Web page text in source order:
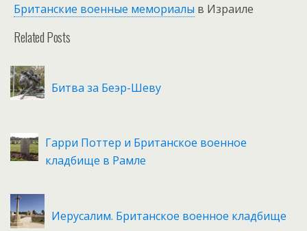
Британские военные мемориалы в Израиле
Related Posts
Битва за Беэр-Шеву
Гарри Поттер и Британское военное
кладбище в Рамле
Иерусалим. Британское военное кладбище